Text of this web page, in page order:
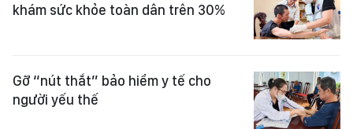
khám sức khỏe toàn dân trên 30%
Gỡ “nút thắt” bảo hiểm y tế cho
người yếu thế